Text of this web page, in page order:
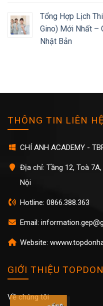
Tổng Hợp Lịch
Gino) Mới Nhất –
Nhật Bản
THÔNG TIN LIÊN
CHÍ ANH ACADEMY -
Địa chỉ: Tầng 12, Toà
Nội
Hotline: 0866.388.363
Email:
Website:
GIỚI THIỆU
Về chúng tôi